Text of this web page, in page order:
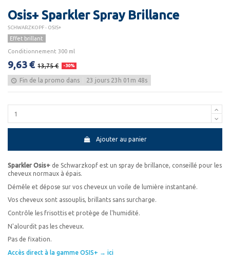
Osis+ Sparkler Spray Brillance
SCHWARZKOPF - OSIS+
Effet brillant
Conditionnement 300 ml
9,63 € 13,75 € -30%
Fin de la promo dans 23 jours 23 h 01 m 48s
Ajouter au panier
Sparkler Osis+ de Schwarzkopf est un spray de brillance, conseillé pour les
cheveux normaux à épais.
Démêle et dépose sur vos cheveux un voile de lumière instantané.
Vos cheveux sont assouplis, brillants sans surcharge.
Contrôle les frisottis et protège de l'humidité.
N'alourdit pas les cheveux.
Pas de fixation.
Accès direct à la gamme OSIS+ → ici